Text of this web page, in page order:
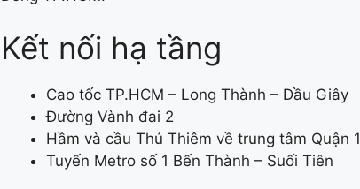
Kết nối hạ tầng
Cao tốc TP.HCM – Long Thành – Dầu Giây
Đường Vành đai 2
Hầm và cầu Thủ Thiêm về trung tâm Quận 1
Tuyến Metro số 1 Bến Thành – Suối Tiên